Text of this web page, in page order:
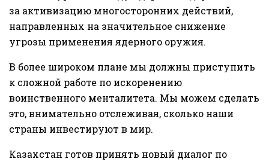
за активизацию многосторонних действий,
направленных на значительное снижение
угрозы применения ядерного оружия.
В более широком плане мы должны приступить
к сложной работе по искоренению
воинственного менталитета. Мы можем сделать
это, внимательно отслеживая, сколько наши
страны инвестируют в мир.
Казахстан готов принять новый диалог по